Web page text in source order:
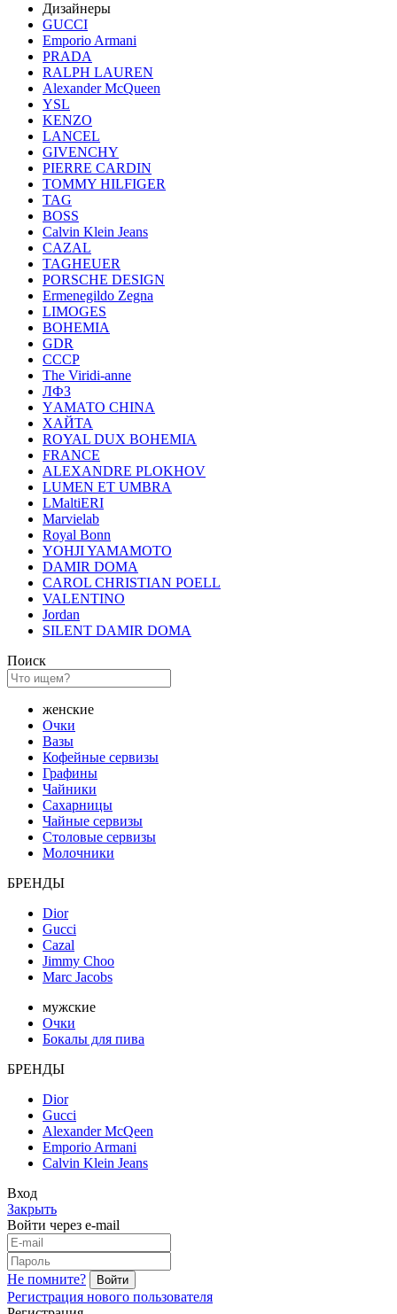
Дизайнеры
GUCCI
Emporio Armani
PRADA
RALPH LAUREN
Alexander McQueen
YSL
KENZO
LANCEL
GIVENCHY
PIERRE CARDIN
TOMMY HILFIGER
TAG
BOSS
Calvin Klein Jeans
CAZAL
TAGHEUER
PORSCHE DESIGN
Ermenegildo Zegna
LIMOGES
BOHEMIA
GDR
СССР
The Viridi-anne
ЛФЗ
YАМАТО CHINA
ХАЙТА
ROYAL DUX BOHEMIA
FRANCE
ALEXANDRE PLOKHOV
LUMEN ET UMBRA
LMaltiERI
Marvielab
Royal Bonn
YOHJI YAMAMOTO
DAMIR DOMA
CAROL CHRISTIAN POELL
VALENTINO
Jordan
SILENT DAMIR DOMA
Поиск
женские
Очки
Вазы
Кофейные сервизы
Графины
Чайники
Сахарницы
Чайные сервизы
Столовые сервизы
Молочники
БРЕНДЫ
Dior
Gucci
Cazal
Jimmy Choo
Marc Jacobs
мужские
Очки
Бокалы для пива
БРЕНДЫ
Dior
Gucci
Alexander McQeen
Emporio Armani
Calvin Klein Jeans
Вход
Закрыть
Войти через e-mail
Не помните?
Регистрация нового пользователя